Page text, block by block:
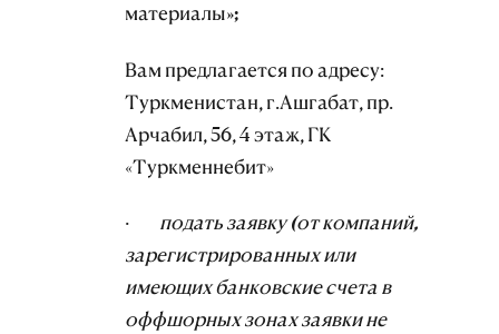
материалы»;
Вам предлагается по адресу:
Туркменистан, г.Ашгабат, пр.
Арчабил, 56, 4 этаж, ГК
«Туркменнебит»
· подать заявку (от компаний,
зарегистрированных или
имеющих банковские счета в
оффшорных зонах заявки не